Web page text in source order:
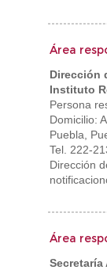
Área
Dirección
Instituto
Persona
Domicilio:
Puebla,
Tel. 222-
Dirección
Área